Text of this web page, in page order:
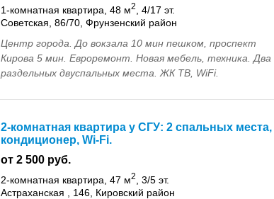
1-комнатная квартира, 48 м2
, 4/17 эт.
Советская, 86/70, Фрунзенский район
Центр города. До вокзала 10 мин пешком, проспект
Кирова 5 мин. Евроремонт. Новая мебель, техника. Два
раздельных двуспальных места. ЖК ТВ, WiFi.
2-комнатная квартира у СГУ: 2 спальных места,
кондиционер, Wi-Fi.
от 2 500 руб.
2-комнатная квартира, 47 м2
, 3/5 эт.
Астраханская , 146, Кировский район